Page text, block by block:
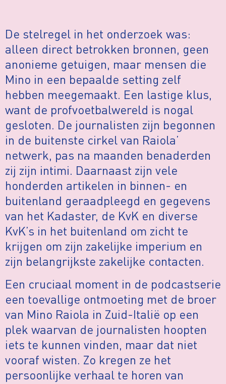
De stelregel in het onderzoek was:
alleen direct betrokken bronnen, geen
anonieme getuigen, maar mensen die
Mino in een bepaalde setting zelf
hebben meegemaakt. Een lastige klus,
want de profvoetbalwereld is nogal
gesloten. De journalisten zijn begonnen
in de buitenste cirkel van Raiola’
netwerk, pas na maanden benaderden
zij zijn intimi. Daarnaast zijn vele
honderden artikelen in binnen- en
buitenland geraadpleegd en gegevens
van het Kadaster, de KvK en diverse
KvK’s in het buitenland om zicht te
krijgen om zijn zakelijke imperium en
zijn belangrijkste zakelijke contacten.
Een cruciaal moment in de podcastserie
een toevallige ontmoeting met de broer
van Mino Raiola in Zuid-Italië op een
plek waarvan de journalisten hoopten
iets te kunnen vinden, maar dat niet
vooraf wisten. Zo kregen ze het
persoonlijke verhaal te horen van